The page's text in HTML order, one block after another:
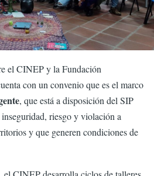
el CINEP y la Fundación
con un convenio que es el marco
, que está a disposición del SIP
inseguridad, riesgo y violación a
y que generen condiciones de